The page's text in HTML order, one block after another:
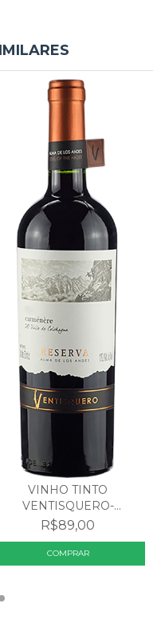
VINHO TINTO
VENTISQUERO-
RESERVA -CARMÉN...
R$89,00